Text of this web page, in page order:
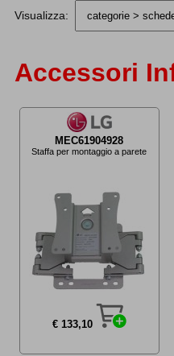
Visualizza:
Accessori
MEC61904928
Staffa per montaggio a parete
€ 133,10